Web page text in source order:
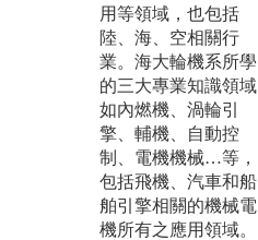
用等領域，也包括
陸、海、空相關行
業。海大輪機系所學
的三大專業知識領域
如內燃機、渦輪引
擎、輔機、自動控
制、電機機械…等，
包括飛機、汽車和船
舶引擎相關的機械電
機所有之應用領域。